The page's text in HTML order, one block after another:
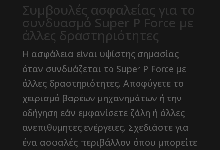
Συμβουλές ασφαλείας για το
συνδυασμό Super P Force με
άλλες δραστηριότητες
Η ασφάλεια είναι υψίστης σημασίας
όταν συνδυάζεται το Super P Force με
άλλες δραστηριότητες. Αποφύγετε το
χειρισμό βαρέων μηχανημάτων ή την
οδήγηση εάν εμφανίσετε ζάλη ή άλλες
ανεπιθύμητες ενέργειες. Σχεδιάστε για
ένα ασφαλές περιβάλλον όπου μπορείτε